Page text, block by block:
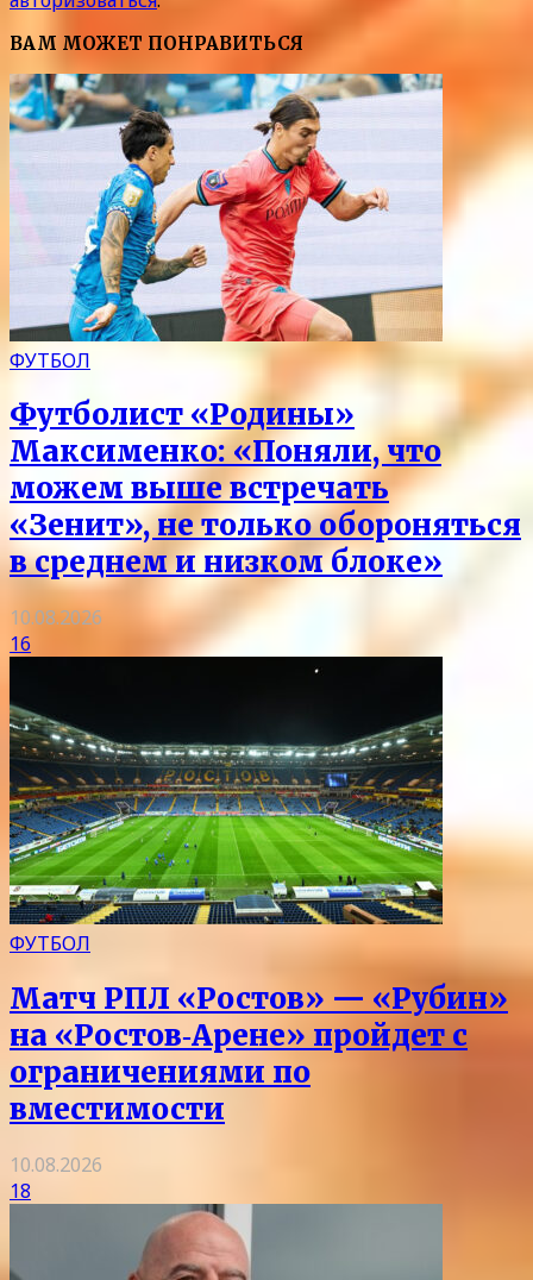
ВАМ МОЖЕТ ПОНРАВИТЬСЯ
ФУТБОЛ
Футболист «Родины»
Максименко: «Поняли, что
можем выше встречать
«Зенит», не только обороняться
в среднем и низком блоке»
10.08.2026
16
ФУТБОЛ
Матч РПЛ «Ростов» — «Рубин»
на «Ростов‑Арене» пройдет с
ограничениями по
вместимости
10.08.2026
18